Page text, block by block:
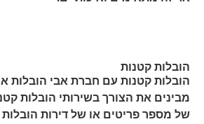
הובלות קטנות
הובלות קטנות עם חברת אבי הובלות
מבינים את הצורך בשירותי הובלות
של מספר פריטים או של דירות הובלות